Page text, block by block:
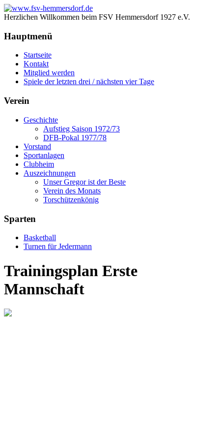
Herzlichen Willkommen beim FSV Hemmersdorf 1927 e.V.
Hauptmenü
Startseite
Kontakt
Mitglied werden
Spiele der letzten drei / nächsten vier Tage
Verein
Geschichte
Aufstieg Saison 1972/73
DFB-Pokal 1977/78
Vorstand
Sportanlagen
Clubheim
Auszeichnungen
Unser Gregor ist der Beste
Verein des Monats
Torschützenkönig
Sparten
Basketball
Turnen für Jedermann
Trainingsplan Erste
Mannschaft